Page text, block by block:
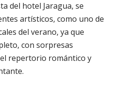
del hotel Jaragua, se
artísticos, como uno de
del verano, ya que
con sorpresas
repertorio romántico y